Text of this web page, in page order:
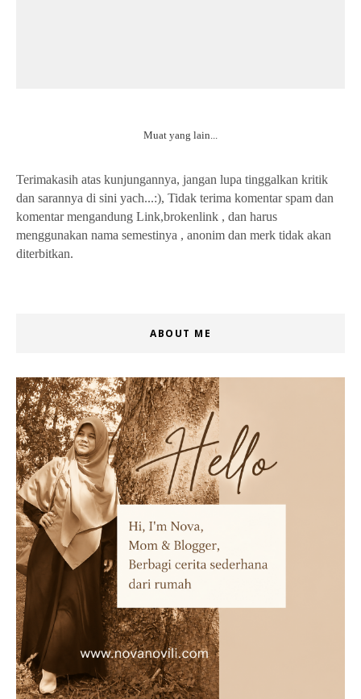
Muat yang lain...
Terimakasih atas kunjungannya, jangan lupa tinggalkan kritik
dan sarannya di sini yach...:), Tidak terima komentar spam dan
komentar mengandung Link,brokenlink , dan harus
menggunakan nama semestinya , anonim dan merk tidak akan
diterbitkan.
ABOUT ME